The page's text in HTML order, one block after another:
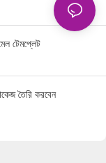
টেমপ্লেট
তৈরি করবেন